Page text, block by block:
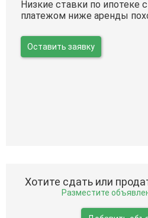
Низкие ставки по ипотеке
платежом ниже аренды
Оставить заявку
Хотите сдать или
Разместите